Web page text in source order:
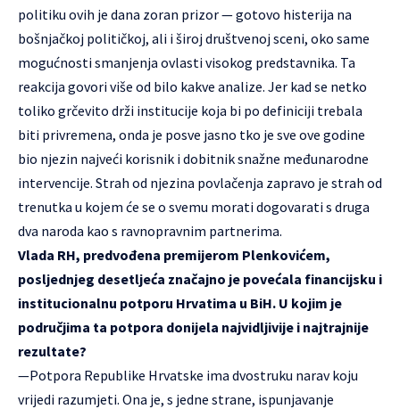
politiku ovih je dana zoran prizor — gotovo histerija na
bošnjačkoj političkoj, ali i široj društvenoj sceni, oko same
mogućnosti smanjenja ovlasti visokog predstavnika. Ta
reakcija govori više od bilo kakve analize. Jer kad se netko
toliko grčevito drži institucije koja bi po definiciji trebala
biti privremena, onda je posve jasno tko je sve ove godine
bio njezin najveći korisnik i dobitnik snažne međunarodne
intervencije. Strah od njezina povlačenja zapravo je strah od
trenutka u kojem će se o svemu morati dogovarati s druga
dva naroda kao s ravnopravnim partnerima.
Vlada RH, predvođena premijerom Plenkovićem,
posljednjeg desetljeća značajno je povećala financijsku i
institucionalnu potporu Hrvatima u BiH. U kojim je
područjima ta potpora donijela najvidljivije i najtrajnije
rezultate?
—Potpora Republike Hrvatske ima dvostruku narav koju
vrijedi razumjeti. Ona je, s jedne strane, ispunjavanje